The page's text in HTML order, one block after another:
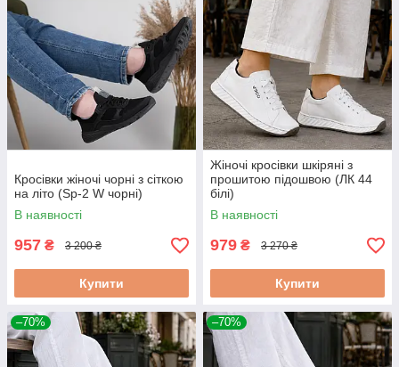
Кросівки жіночі чорні з сіткою
на літо (Sp-2 W чорні)
В наявності
957 ₴ 3 200 ₴
Купити
Жіночі кросівки шкіряні з
прошитою підошвою (ЛК 44
білі)
В наявності
979 ₴ 3 270 ₴
Купити
–70% –70%